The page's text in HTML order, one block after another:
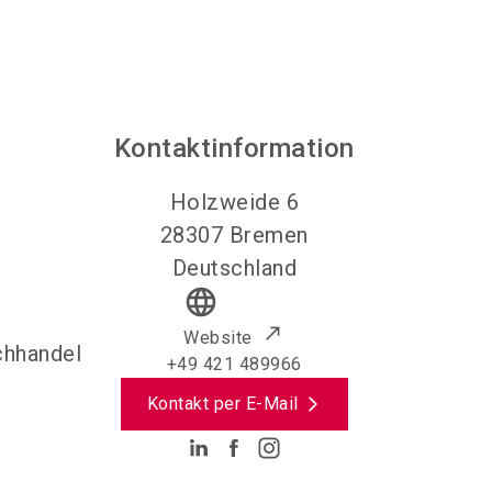
Kontaktinformation
Holzweide 6
28307 Bremen
Deutschland
language
Website
+49 421 489966
Kontakt per E-Mail